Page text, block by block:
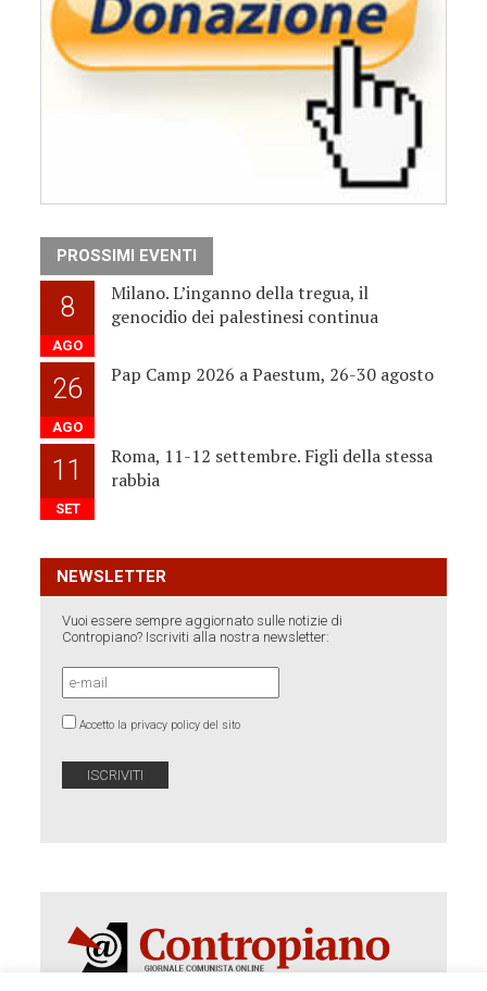
PROSSIMI EVENTI
8
AGO
Milano. L’inganno della tregua, il
genocidio dei palestinesi continua
26
AGO
Pap Camp 2026 a Paestum, 26-30 agosto
11
SET
Roma, 11-12 settembre. Figli della stessa
rabbia
NEWSLETTER
Vuoi essere sempre aggiornato sulle notizie di
Contropiano? Iscriviti alla nostra newsletter:
Accetto la privacy policy del sito